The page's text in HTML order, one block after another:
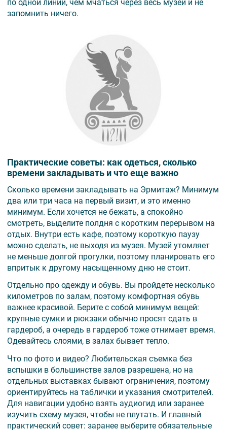
по одной линии, чем мчаться через весь музей и не
запомнить ничего.
Практические советы: как одеться, сколько
времени закладывать и что еще важно
Сколько времени закладывать на Эрмитаж? Минимум
два или три часа на первый визит, и это именно
минимум. Если хочется не бежать, а спокойно
смотреть, выделите полдня с коротким перерывом на
отдых. Внутри есть кафе, поэтому короткую паузу
можно сделать, не выходя из музея. Музей утомляет
не меньше долгой прогулки, поэтому планировать его
впритык к другому насыщенному дню не стоит.
Отдельно про одежду и обувь. Вы пройдете несколько
километров по залам, поэтому комфортная обувь
важнее красивой. Берите с собой минимум вещей:
крупные сумки и рюкзаки обычно просят сдать в
гардероб, а очередь в гардероб тоже отнимает время.
Одевайтесь слоями, в залах бывает тепло.
Что по фото и видео? Любительская съемка без
вспышки в большинстве залов разрешена, но на
отдельных выставках бывают ограничения, поэтому
ориентируйтесь на таблички и указания смотрителей.
Для навигации удобно взять аудиогид или заранее
изучить схему музея, чтобы не плутать. И главный
практический совет: заранее выберите обязательные